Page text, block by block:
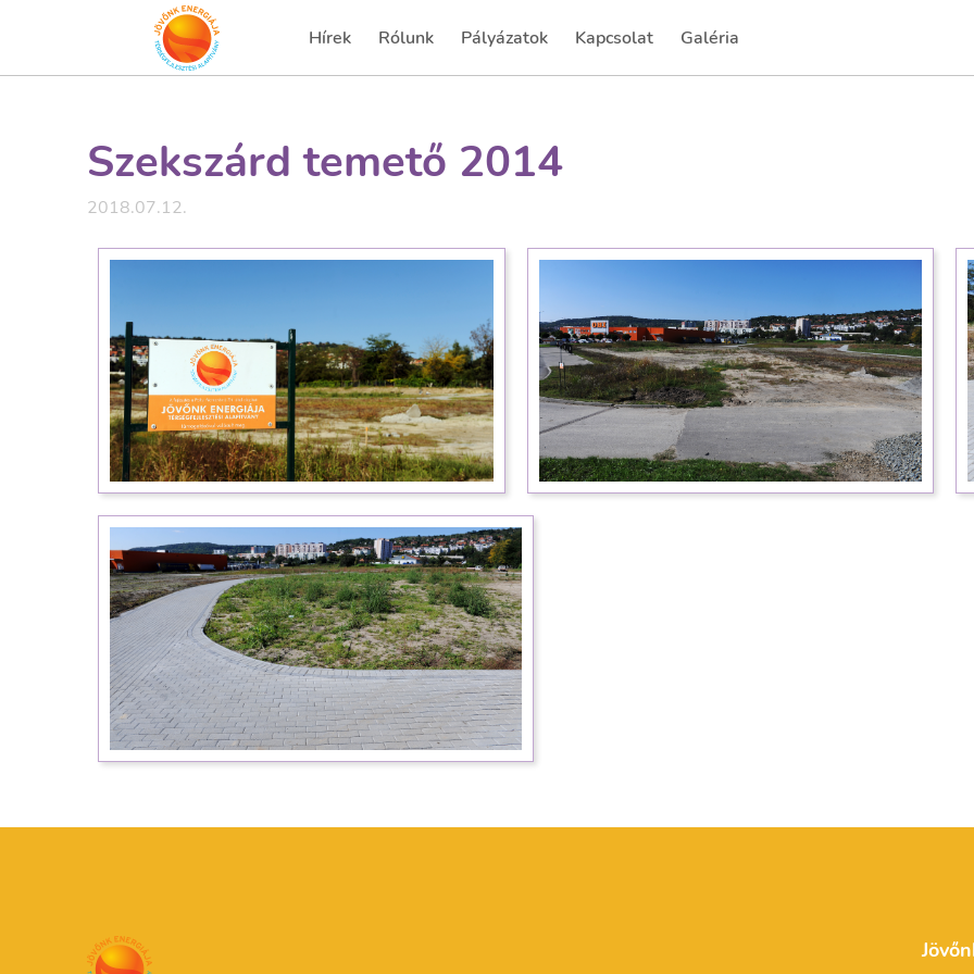
Hírek
(current) Rólunk Pályázatok
(current) Kapcsolat
(current) Galéria
Szekszárd temető 2014
2018.07.12.